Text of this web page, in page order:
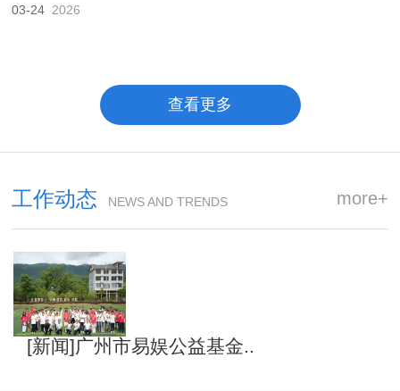
籍地..
03-24 2026
查看更多
工作动态 NEWS AND TRENDS more+
[新闻]广州市易娱公益基金..